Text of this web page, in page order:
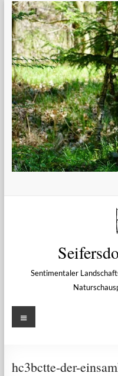
Zum
Inhalt
springen
Sentimentaler
Menü
hc3bctte-der-